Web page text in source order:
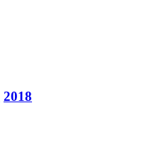
2018